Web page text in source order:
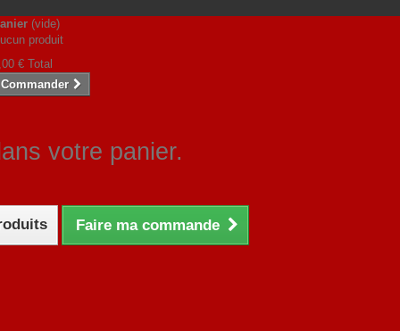
(vide)
produit
€ Total
Commander
votre panier.
Faire ma commande